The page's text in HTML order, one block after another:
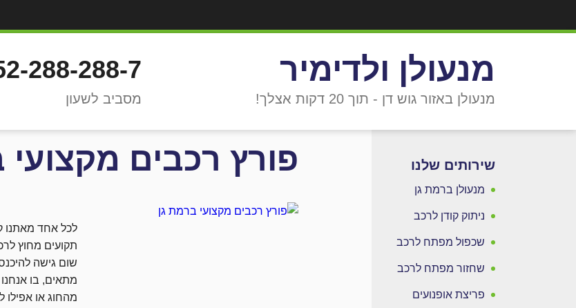
288-288-7
מסביב לשעון
מנעולן ולדימיר
מנעולן באזור גוש דן - תוך 20 דקות אצלך!
פורץ רכבים מקצועי
לכל אחד מאתנו
תקועים מחוץ
שום גישה
מתאים, בו
מהחוג או
שירותים שלנו
מנעולן ברמת גן
ניתוק קודן לרכב
שכפול מפתח לרכב
שחזור מפתח לרכב
פריצת אופנועים